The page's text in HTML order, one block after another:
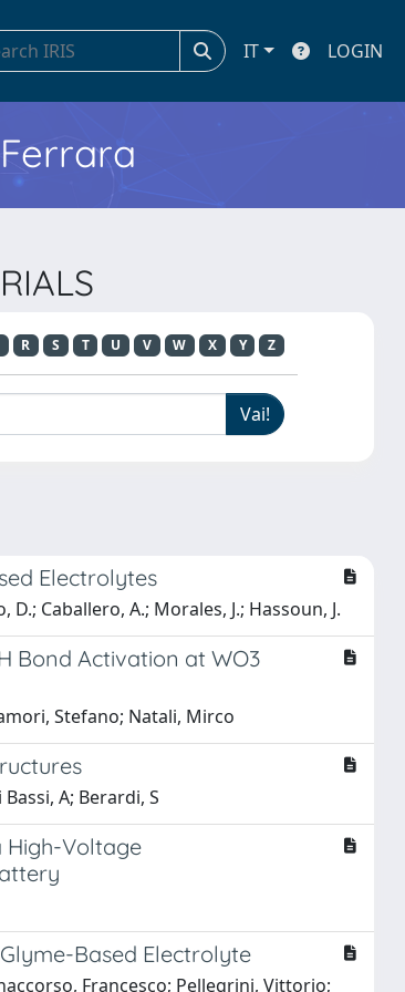
IT LOGIN
R S T U V W X Y Z
Electrolytes
Caballero, A.; Morales, J.; Hassoun, J.
Bond Activation at WO3
Stefano; Natali, Mirco
A; Berardi, S
High-Voltage
Based Electrolyte
Francesco; Pellegrini, Vittorio;